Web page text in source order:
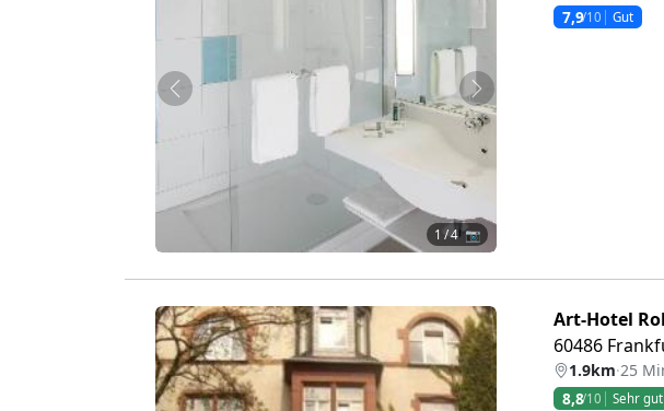
Zurück Weiter
1 / 4 📷
7,9/10 Gut
Art-Hotel
60486
1.9km·25
8,8/10 Sehr gut